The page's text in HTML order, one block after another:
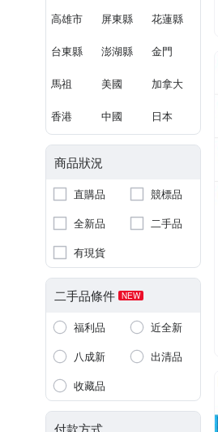
高雄市 屏東縣 花蓮縣
台東縣 澎湖縣 金門
馬祖 美國 加拿大
香港 中國 日本
商品狀況
直購品
競標品
全新品
二手品
有現貨
二手品條件 NEW
福利品
近全新
八成新
出清品
收藏品
付款方式